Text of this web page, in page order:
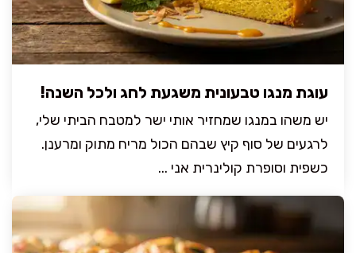
עוגת מנגו טבעונית משגעת לחג ולכל השנה!
יש משהו במנגו שמחזיר אותי ישר למטבח הביתי שלי,
לרגעים של סוף קיץ שבהם הכול מריח מתוק ומרענן.
כשפית וסופרת קולינרית אני ...